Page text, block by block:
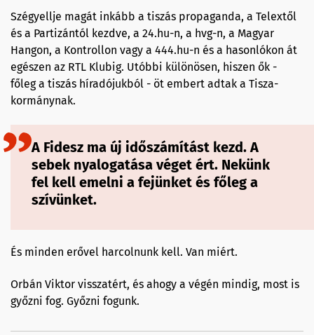
Szégyellje magát inkább a tiszás propaganda, a Telextől
és a Partizántól kezdve, a 24.hu-n, a hvg-n, a Magyar
Hangon, a Kontrollon vagy a 444.hu-n és a hasonlókon át
egészen az RTL Klubig. Utóbbi különösen, hiszen ők -
főleg a tiszás híradójukból - öt embert adtak a Tisza-
kormánynak.
A Fidesz ma új időszámítást kezd. A
sebek nyalogatása véget ért. Nekünk
fel kell emelni a fejünket és főleg a
szívünket.
És minden erővel harcolnunk kell. Van miért.
Orbán Viktor visszatért, és ahogy a végén mindig, most is
győzni fog. Győzni fogunk.